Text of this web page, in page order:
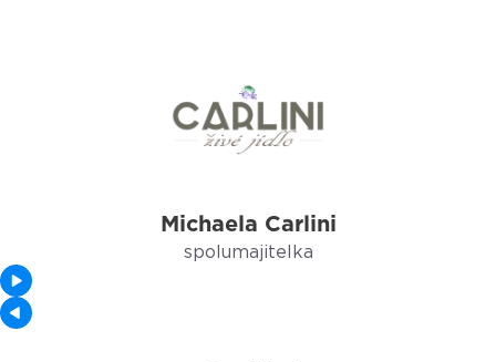
Michaela Carlini
spolumajitelka